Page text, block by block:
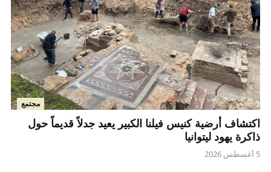
مجتمع
اكتشاف أرضية كنيس فيلنا الكبير يعيد جدلاً قديماً حول
ذاكرة يهود ليتوانيا
5 أغسطس 2026